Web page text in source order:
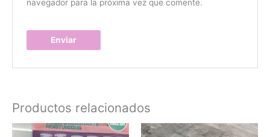
navegador para la próxima vez que comente.
Productos relacionados
Este